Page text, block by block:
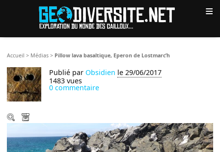
≡
Accueil > Médias > Pillow lava basaltique, Eperon de Lostmarc’h
Publié par Obsidien le 29/06/2017
1483 vues
0 commentaire